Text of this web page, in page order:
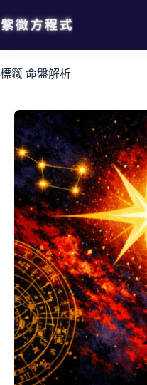
標籤 命盤解析